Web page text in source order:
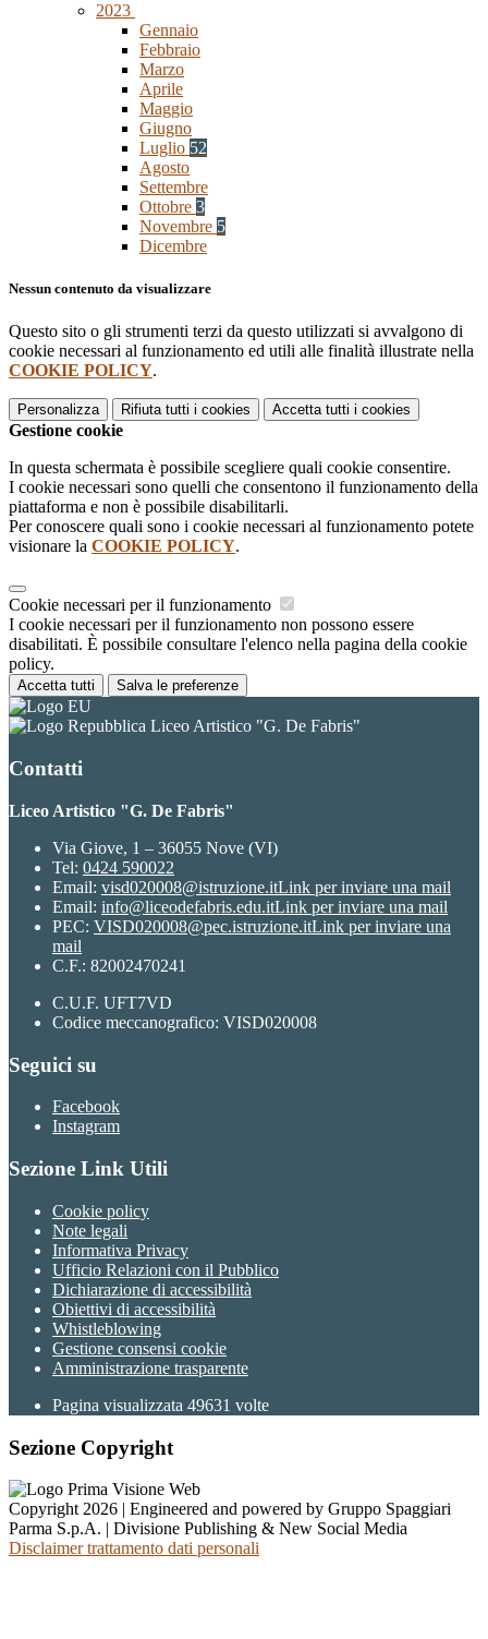
2023
Gennaio
Febbraio
Marzo
Aprile
Maggio
Giugno
Luglio 52
Agosto
Settembre
Ottobre 3
Novembre 5
Dicembre
Nessun contenuto da visualizzare
Questo sito o gli strumenti terzi da questo utilizzati si avvalgono di
cookie necessari al funzionamento ed utili alle finalità illustrate nella
COOKIE POLICY.
Personalizza Rifiuta tutti i cookies Accetta tutti i cookies
Gestione cookie
In questa schermata è possibile scegliere quali cookie consentire.
I cookie necessari sono quelli che consentono il funzionamento della
piattaforma e non è possibile disabilitarli.
Per conoscere quali sono i cookie necessari al funzionamento potete
visionare la COOKIE POLICY.
Cookie necessari per il funzionamento
I cookie necessari per il funzionamento non possono essere
disabilitati. È possibile consultare l'elenco nella pagina della cookie
policy.
Accetta tutti Salva le preferenze
Liceo Artistico "G. De Fabris"
Contatti
Liceo Artistico "G. De Fabris"
Via Giove, 1 – 36055 Nove (VI)
Tel: 0424 590022
Email: visd020008@istruzione.itLink per inviare una mail
Email: info@liceodefabris.edu.itLink per inviare una mail
PEC: VISD020008@pec.istruzione.itLink per inviare una
mail
C.F.: 82002470241
C.U.F. UFT7VD
Codice meccanografico: VISD020008
Seguici su
Facebook
Instagram
Sezione Link Utili
Cookie policy
Note legali
Informativa Privacy
Ufficio Relazioni con il Pubblico
Dichiarazione di accessibilità
Obiettivi di accessibilità
Whistleblowing
Gestione consensi cookie
Amministrazione trasparente
Pagina visualizzata 49631 volte
Sezione Copyright
Copyright 2026 | Engineered and powered by Gruppo Spaggiari
Parma S.p.A. | Divisione Publishing & New Social Media
Disclaimer trattamento dati personali